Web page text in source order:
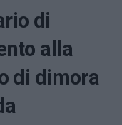
di
alla
di dimora